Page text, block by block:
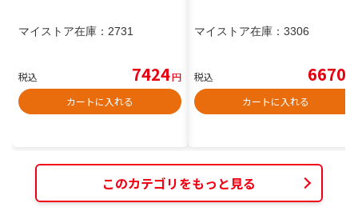
マイストア在庫： 2731
税込 7424円
カートに入れる
マイストア在庫： 3306
税込 6670
カートに入れる
このカテゴリをもっと見る